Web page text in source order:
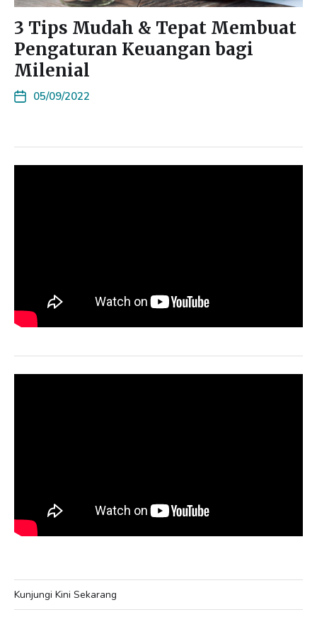
3 Tips Mudah & Tepat Membuat
Pengaturan Keuangan bagi
Milenial
05/09/2022
Kunjungi Kini Sekarang